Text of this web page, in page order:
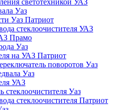
Уаз
Уаз Патриот
стеклоочистителя УАЗ
Прамо
Уаз
на УАЗ Патриот
поворотов Уаз
Уаз
УАЗ
стеклоочистителя Уаз
стеклоочистителя Патриот